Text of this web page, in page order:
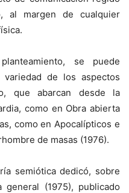
al margen de cualquier
se puede
de los aspectos
que abarcan desde la
como en Obra abierta
como en Apocalípticos e
de masas (1976).
semiótica dedicó, sobre
(1975), publicado